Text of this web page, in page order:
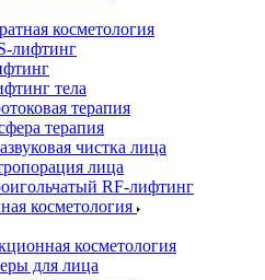
косметология
лифтинг
тела
терапия
терапия
чистка лица
лица
RF-лифтинг
косметология
косметология
для лица